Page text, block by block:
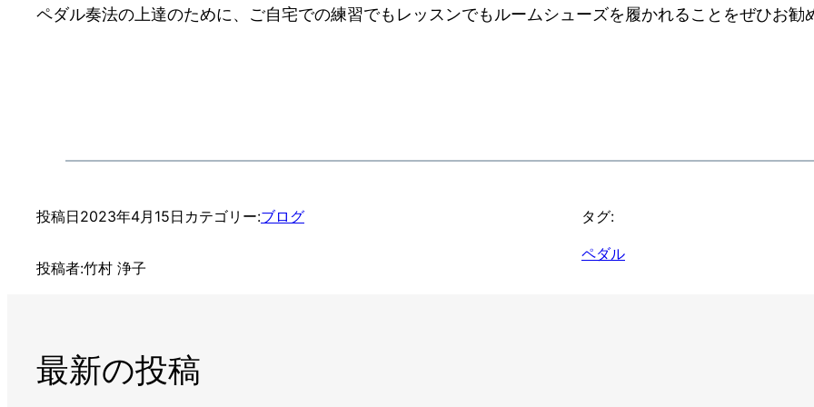
ペダル奏法の上達のために、ご自宅での練習でもレッスンでもルームシューズを履かれることをぜひお勧
投稿日2023年4月15日 カテゴリー:ブログ
投稿者:竹村 浄子
タグ:
ペダル
最新の投稿